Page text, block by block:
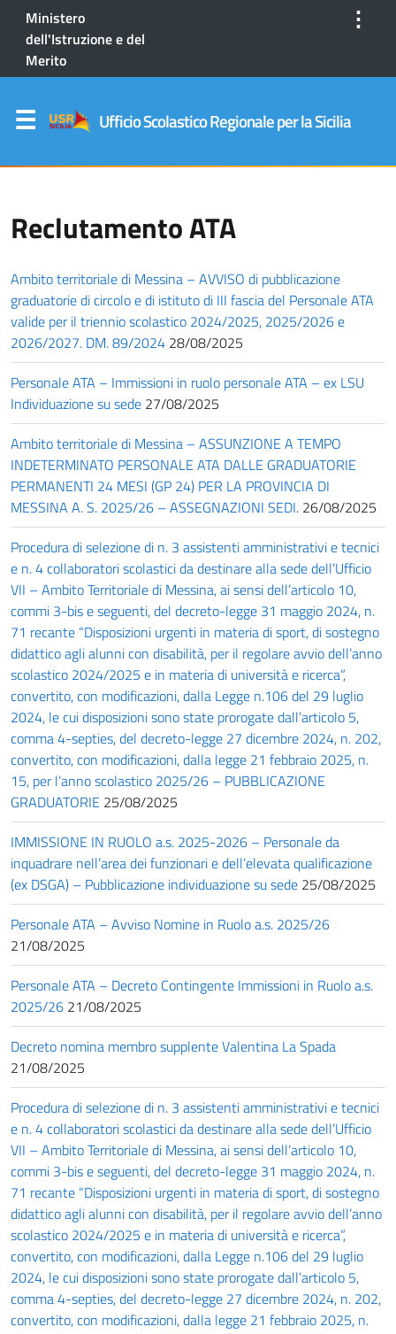
Ministero
dell'Istruzione e del
Merito
⋮
Ufficio Scolastico Regionale per la Sicilia
Reclutamento ATA
Ambito territoriale di Messina – AVVISO di pubblicazione
graduatorie di circolo e di istituto di III fascia del Personale ATA
valide per il triennio scolastico 2024/2025, 2025/2026 e
2026/2027. DM. 89/2024 28/08/2025
Personale ATA – Immissioni in ruolo personale ATA – ex LSU
Individuazione su sede 27/08/2025
Ambito territoriale di Messina – ASSUNZIONE A TEMPO
INDETERMINATO PERSONALE ATA DALLE GRADUATORIE
PERMANENTI 24 MESI (GP 24) PER LA PROVINCIA DI
MESSINA A. S. 2025/26 – ASSEGNAZIONI SEDI. 26/08/2025
Procedura di selezione di n. 3 assistenti amministrativi e tecnici
e n. 4 collaboratori scolastici da destinare alla sede dell’Ufficio
VII – Ambito Territoriale di Messina, ai sensi dell’articolo 10,
commi 3-bis e seguenti, del decreto-legge 31 maggio 2024, n.
71 recante “Disposizioni urgenti in materia di sport, di sostegno
didattico agli alunni con disabilità, per il regolare avvio dell’anno
scolastico 2024/2025 e in materia di università e ricerca”,
convertito, con modificazioni, dalla Legge n.106 del 29 luglio
2024, le cui disposizioni sono state prorogate dall’articolo 5,
comma 4-septies, del decreto-legge 27 dicembre 2024, n. 202,
convertito, con modificazioni, dalla legge 21 febbraio 2025, n.
15, per l’anno scolastico 2025/26 – PUBBLICAZIONE
GRADUATORIE 25/08/2025
IMMISSIONE IN RUOLO a.s. 2025-2026 – Personale da
inquadrare nell’area dei funzionari e dell’elevata qualificazione
(ex DSGA) – Pubblicazione individuazione su sede 25/08/2025
Personale ATA – Avviso Nomine in Ruolo a.s. 2025/26
21/08/2025
Personale ATA – Decreto Contingente Immissioni in Ruolo a.s.
2025/26 21/08/2025
Decreto nomina membro supplente Valentina La Spada
21/08/2025
Procedura di selezione di n. 3 assistenti amministrativi e tecnici
e n. 4 collaboratori scolastici da destinare alla sede dell’Ufficio
VII – Ambito Territoriale di Messina, ai sensi dell’articolo 10,
commi 3-bis e seguenti, del decreto-legge 31 maggio 2024, n.
71 recante “Disposizioni urgenti in materia di sport, di sostegno
didattico agli alunni con disabilità, per il regolare avvio dell’anno
scolastico 2024/2025 e in materia di università e ricerca”,
convertito, con modificazioni, dalla Legge n.106 del 29 luglio
2024, le cui disposizioni sono state prorogate dall’articolo 5,
comma 4-septies, del decreto-legge 27 dicembre 2024, n. 202,
convertito, con modificazioni, dalla legge 21 febbraio 2025, n.